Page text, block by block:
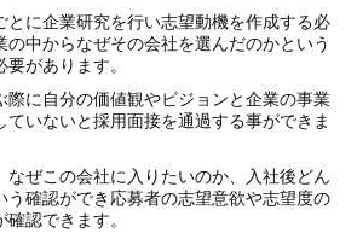
とに企業研究を行い志望動機を作成する必
の中からなぜその会社を選んだのかという
があります。
際に自分の価値観やビジョンと企業の事業
ていないと採用面接を通過する事ができま
なぜこの会社に入りたいのか、入社後どん
う確認ができ応募者の志望意欲や志望度の
認できます。